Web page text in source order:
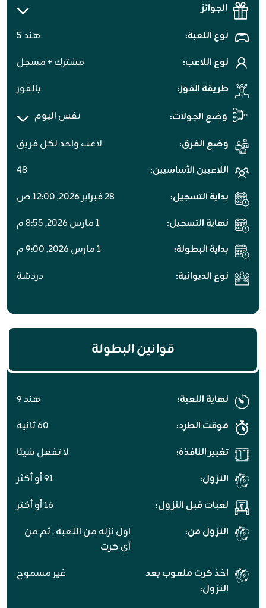
نوع اللعبة:
هند ٥
نوع اللاعب:
مشترك + مسجل
طريقة الفوز:
بالفوز
نفس اليوم
وضع الفرق:
لاعب واحد لكل فريق
اللاعبين الأساسيين:
٤۸
بداية التسجيل:
٢۸ فبراير ٢۰٢٦, ١٢:۰۰ ص
نهاية التسجيل:
١ مارس ٢۰٢٦, ۸:٥٥ م
بداية البطولة:
١ مارس ٢۰٢٦, ۹:۰۰ م
نوع الديوانية:
دردشة
قوانين البطولة
نهاية اللعبة:
هند 9
موقت الطرد:
60 ثانية
تغيير النافذة:
لا تفعل شيئا
النزول:
91 أو أكثر
لعبات قبل النزول:
16 أو أكثر
النزول من:
اول نزله من اللعبة , ثم من
أي كرت
اخذ كرت ملعوب بعد
النزول:
غير مسموح